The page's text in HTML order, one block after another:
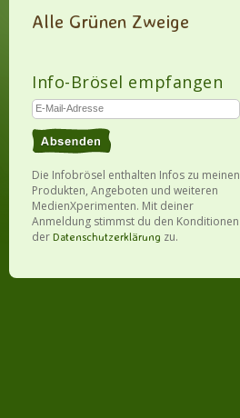
Alle Grünen Zweige
Info-Brösel empfangen
Die Infobrösel enthalten Infos zu meinen
Produkten, Angeboten und weiteren
MedienXperimenten. Mit deiner
Anmeldung stimmst du den Konditionen
der Datenschutzerklärung zu.